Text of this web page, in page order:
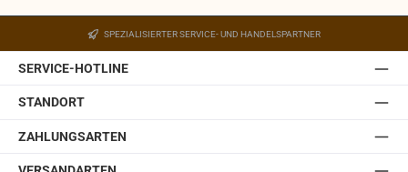
Der Halter ist mit einem Kugelgelenk ausgestattet,
welches in der Wandplatte des Halters eingebaut ist.
Somit lässt sich die JBL Control 1 Pro auch ohne optionale
Zubehörteile einfach und schnell installieren. Sie ist
SPEZIALISIERTER SERVICE- UND HANDELSPARTNER
SERVICE-HOTLINE
STANDORT
ZAHLUNGSARTEN